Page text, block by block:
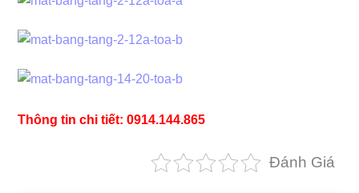
Thông tin chi tiết: 0914.144.865
Đánh Giá